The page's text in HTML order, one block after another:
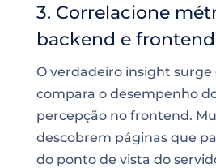
3. Correlacione
backend e frontend
O verdadeiro insight surge
compara o desempenho
percepção no frontend.
descobrem páginas que
do ponto de vista do